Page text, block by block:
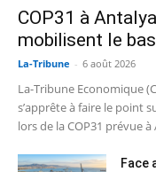
COP31 à
mobilisent le
La-Tribune - 6 août 2026
La-Tribune Economique
s’apprête à faire le point
lors de la COP31 prévue
Face